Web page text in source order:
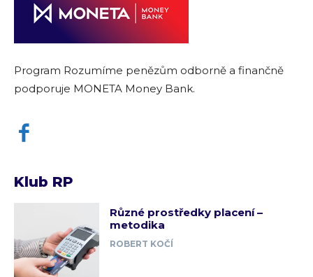
Program Rozumíme penězům odborně a finančně
podporuje MONETA Money Bank.
Klub RP
Různé prostředky placení –
metodika
ROBERT KOČÍ